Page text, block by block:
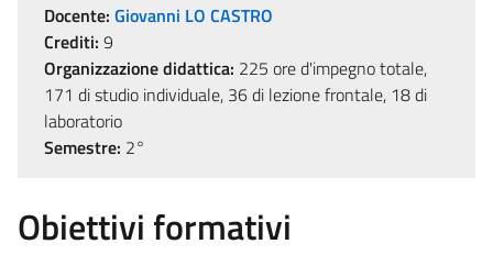
Docente: Giovanni LO CASTRO
Crediti: 9
Organizzazione didattica: 225 ore d'impegno totale,
171 di studio individuale, 36 di lezione frontale, 18 di
laboratorio
Semestre: 2°
Obiettivi formativi